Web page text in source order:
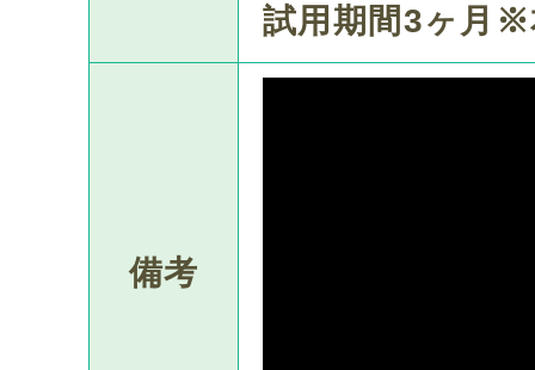
試用期間3ヶ月
備考